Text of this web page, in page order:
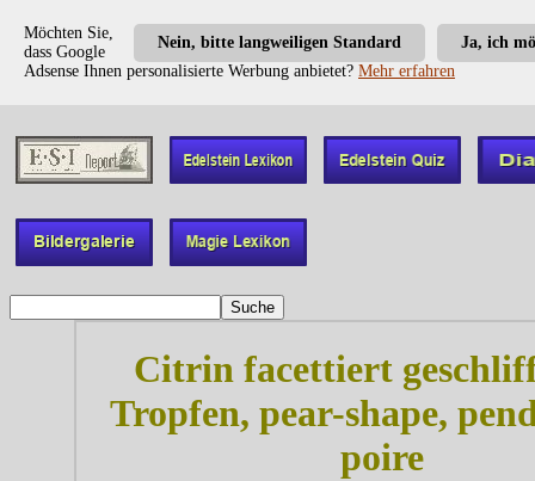
Ja, ich
Nein, bitte langweiligen Standard
Möchten Sie,
dass Google
Adsense Ihnen personalisierte Werbung anbietet? Mehr erfahren
Citrin facettiert
Tropfen, pear-shape,
poire